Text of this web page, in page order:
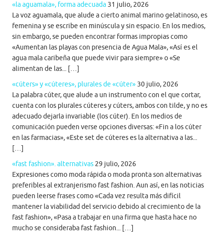
«la aguamala», forma adecuada 31 julio, 2026
La voz aguamala, que alude a cierto animal marino gelatinoso, es
femenina y se escribe en minúscula y sin espacio. En los medios,
sin embargo, se pueden encontrar formas impropias como
«Aumentan las playas con presencia de Agua Mala», «Así es el
agua mala caribeña que puede vivir para siempre» o «Se
alimentan de las... […]
«cúters» y «cúteres», plurales de «cúter» 30 julio, 2026
La palabra cúter, que alude a un instrumento con el que cortar,
cuenta con los plurales cúteres y cúters, ambos con tilde, y no es
adecuado dejarla invariable (los cúter). En los medios de
comunicación pueden verse opciones diversas: «Fin a los cúter
en las farmacias», «Este set de cúteres es la alternativa a las...
[…]
«fast fashion». alternativas 29 julio, 2026
Expresiones como moda rápida o moda pronta son alternativas
preferibles al extranjerismo fast fashion. Aun así, en las noticias
pueden leerse frases como «Cada vez resulta más difícil
mantener la viabilidad del servicio debido al crecimiento de la
fast fashion», «Pasa a trabajar en una firma que hasta hace no
mucho se consideraba fast fashion... […]